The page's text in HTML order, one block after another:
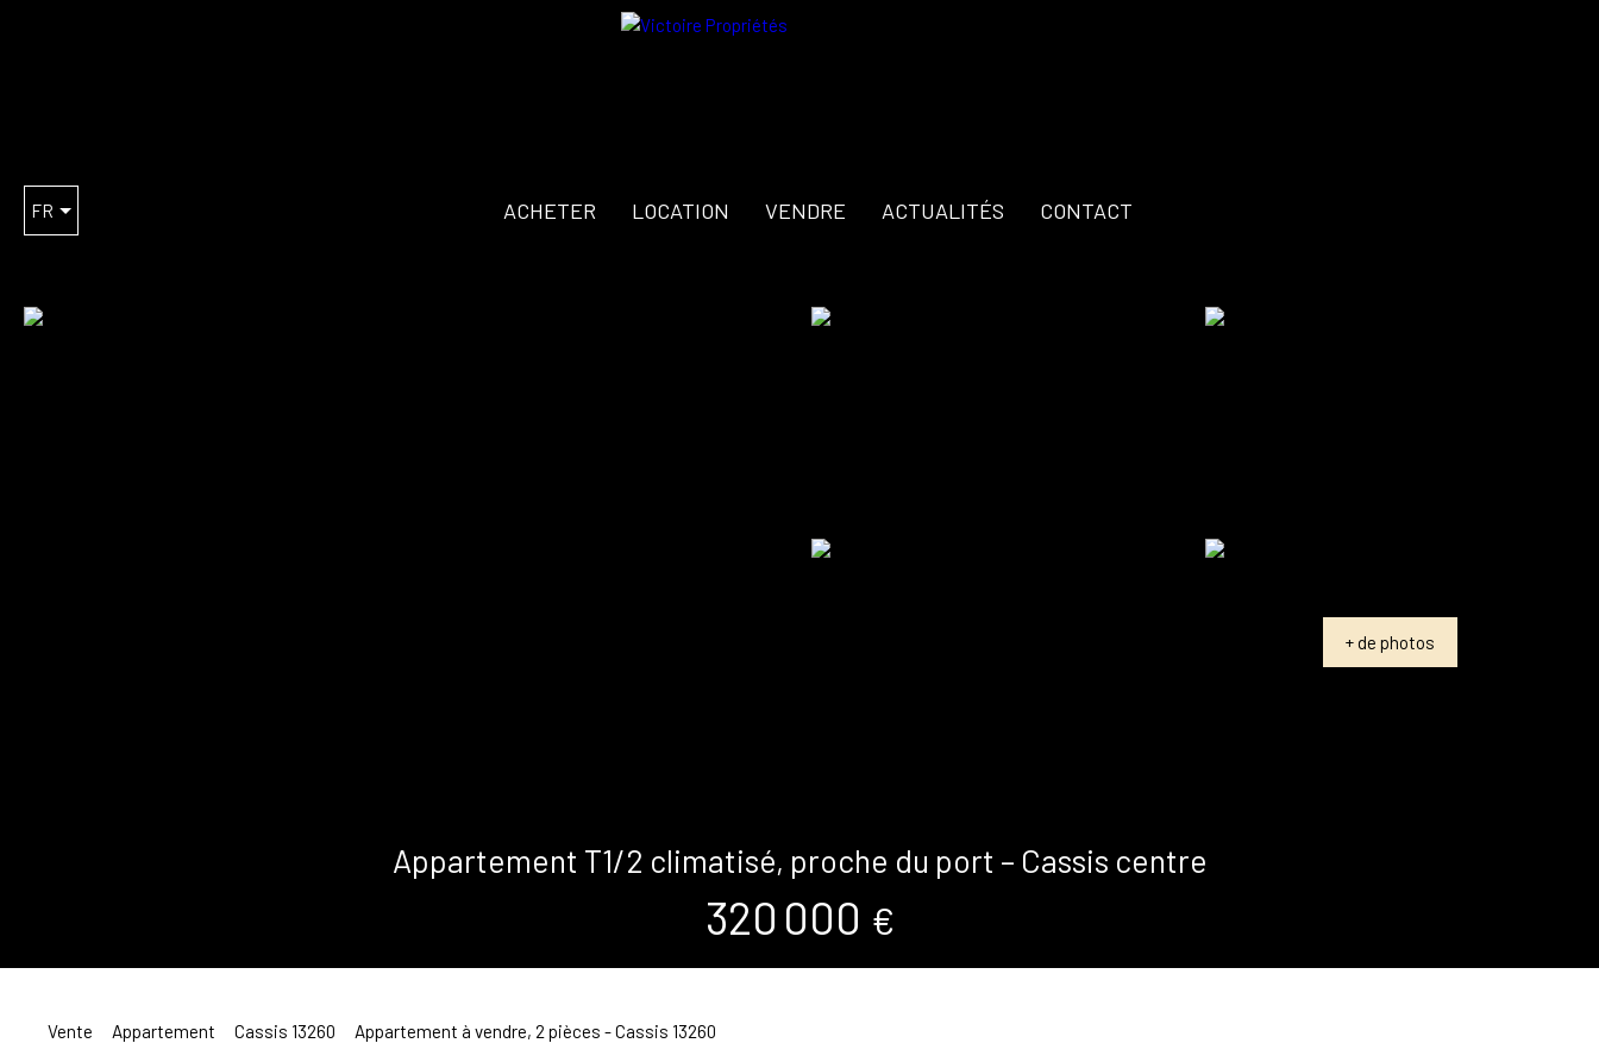
FR ACHETER LOCATION VENDRE ACTUALITÉS CONTACT
+ de photos
Appartement T1/2 climatisé, proche du port – Cassis centre
320 000 €
Vente Appartement Cassis 13260 Appartement à vendre, 2 pièces - Cassis 13260